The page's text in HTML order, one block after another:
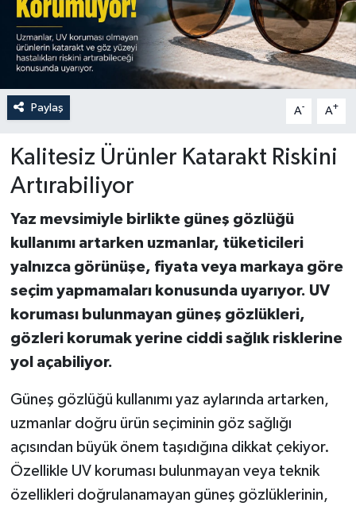
Paylaş A- A+
Kalitesiz Ürünler Katarakt Riskini
Artırabiliyor
Yaz mevsimiyle birlikte güneş gözlüğü
kullanımı artarken uzmanlar, tüketicileri
yalnızca görünüşe, fiyata veya markaya göre
seçim yapmamaları konusunda uyarıyor. UV
koruması bulunmayan güneş gözlükleri,
gözleri korumak yerine ciddi sağlık risklerine
yol açabiliyor.
Güneş gözlüğü kullanımı yaz aylarında artarken,
uzmanlar doğru ürün seçiminin göz sağlığı
açısından büyük önem taşıdığına dikkat çekiyor.
Özellikle UV koruması bulunmayan veya teknik
özellikleri doğrulanamayan güneş gözlüklerinin,